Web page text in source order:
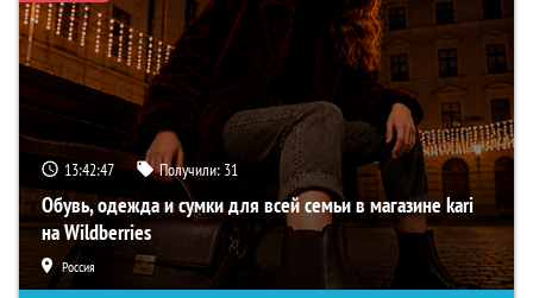
13:42:46 Получили: 31
Обувь, одежда и сумки для всей семьи в магазине kari
на Wildberries
Россия